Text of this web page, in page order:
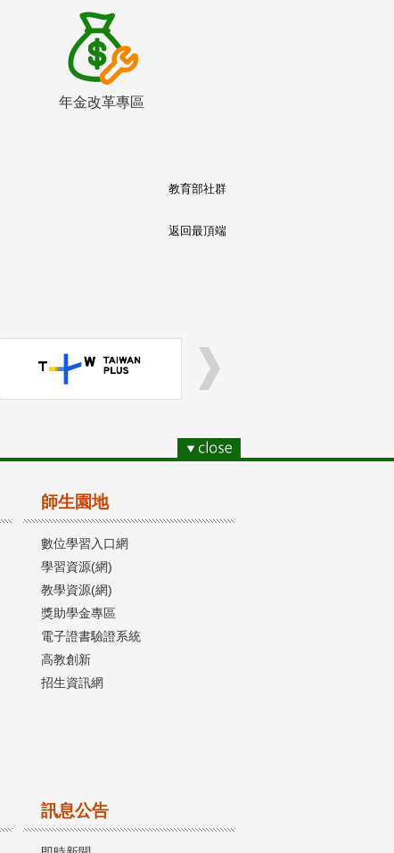
年金改革專區
教育部社群
返回最頂端
師生園地
數位學習入口網
學習資源(網)
教學資源(網)
獎助學金專區
電子證書驗證系統
高教創新
招生資訊網
訊息公告